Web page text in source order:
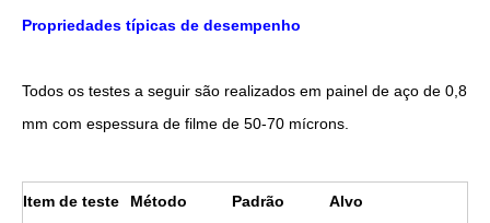
Propriedades típicas de desempenho
Todos os testes a seguir são realizados em painel de aço de 0,8
mm com espessura de filme de 50-70 mícrons.
Item de teste Método Padrão Alvo